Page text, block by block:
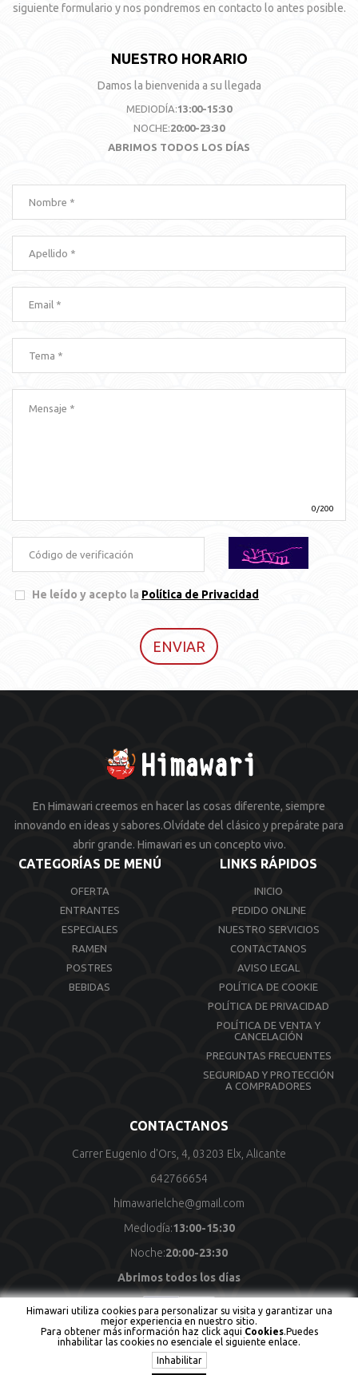
siguiente formulario y nos pondremos en contacto lo antes posible.
NUESTRO HORARIO
Damos la bienvenida a su llegada
MEDIODÍA:13:00-15:30
NOCHE:20:00-23:30
ABRIMOS TODOS LOS DÍAS
0/200
He leído y acepto la Política de Privacidad
ENVIAR
En Himawari creemos en hacer las cosas diferente, siempre
innovando en ideas y sabores.Olvídate del clásico y prepárate para
abrir grande. Himawari es un concepto vivo.
CATEGORÍAS DE MENÚ
OFERTA
ENTRANTES
ESPECIALES
RAMEN
POSTRES
BEBIDAS
LINKS RÁPIDOS
INICIO
PEDIDO ONLINE
NUESTRO SERVICIOS
CONTACTANOS
AVISO LEGAL
POLÍTICA DE COOKIE
POLÍTICA DE PRIVACIDAD
POLÍTICA DE VENTA Y
CANCELACIÓN
PREGUNTAS FRECUENTES
SEGURIDAD Y PROTECCIÓN
A COMPRADORES
CONTACTANOS
Carrer Eugenio d'Ors, 4, 03203 Elx, Alicante
642766654
himawarielche@gmail.com
Mediodía:13:00-15:30
Noche:20:00-23:30
Abrimos todos los días
Copyright © Himawari Todos los derechos reservadosPowered by
To Focus Technology Network
Himawari utiliza cookies para personalizar su visita y garantizar una
mejor experiencia en nuestro sitio.
Para obtener más información haz click aqui Cookies.Puedes
inhabilitar las cookies no esenciale el siguiente enlace.
Inhabilitar